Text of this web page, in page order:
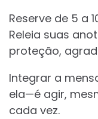
Reserve de 5 a
Releia suas
proteção,
Integrar a
ela—é agir,
cada vez.